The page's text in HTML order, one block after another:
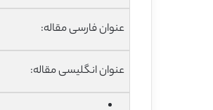
عنوان فارسی مقاله:
عنوان انگلیسی مقاله: